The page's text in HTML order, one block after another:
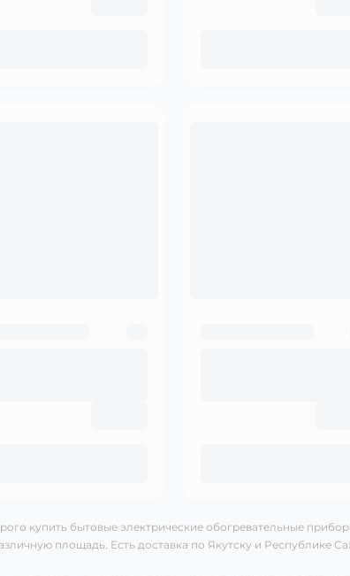
купить бытовые электрические обогревательные
площадь. Есть доставка по Якутску и Республике